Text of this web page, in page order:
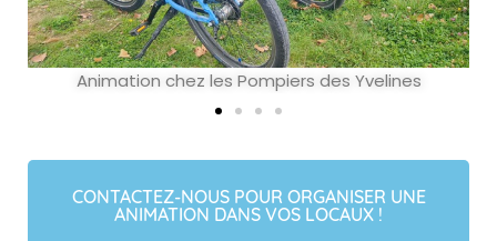
Animation chez les Pompiers des Yvelines
CONTACTEZ-NOUS POUR ORGANISER UNE
ANIMATION DANS VOS LOCAUX !